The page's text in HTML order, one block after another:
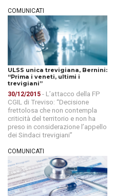
COMUNICATI
ULSS unica trevigiana, Bernini:
“Prima i veneti, ultimi i
trevigiani”
30/12/2015 - L’attacco della FP
CGIL di Treviso: “Decisione
frettolosa che non contempla
criticità del territorio e non ha
preso in considerazione l’appello
dei Sindaci trevigiani”
COMUNICATI